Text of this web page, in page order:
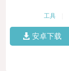
工具
安卓下载